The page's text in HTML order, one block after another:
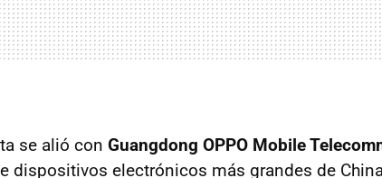
se alió con Guangdong OPPO Mobile
dispositivos electrónicos más grandes de